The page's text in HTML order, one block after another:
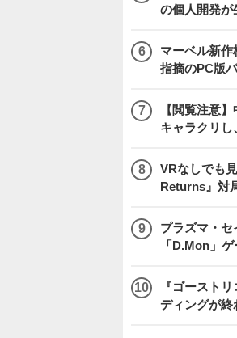
の個人開発が
マーベル新
指摘のPC版
【閲覧注意
キャラクリ
VRなしでも
Returns』対
プラズマ・
「D.Mon」
『ゴースト
ディングが終